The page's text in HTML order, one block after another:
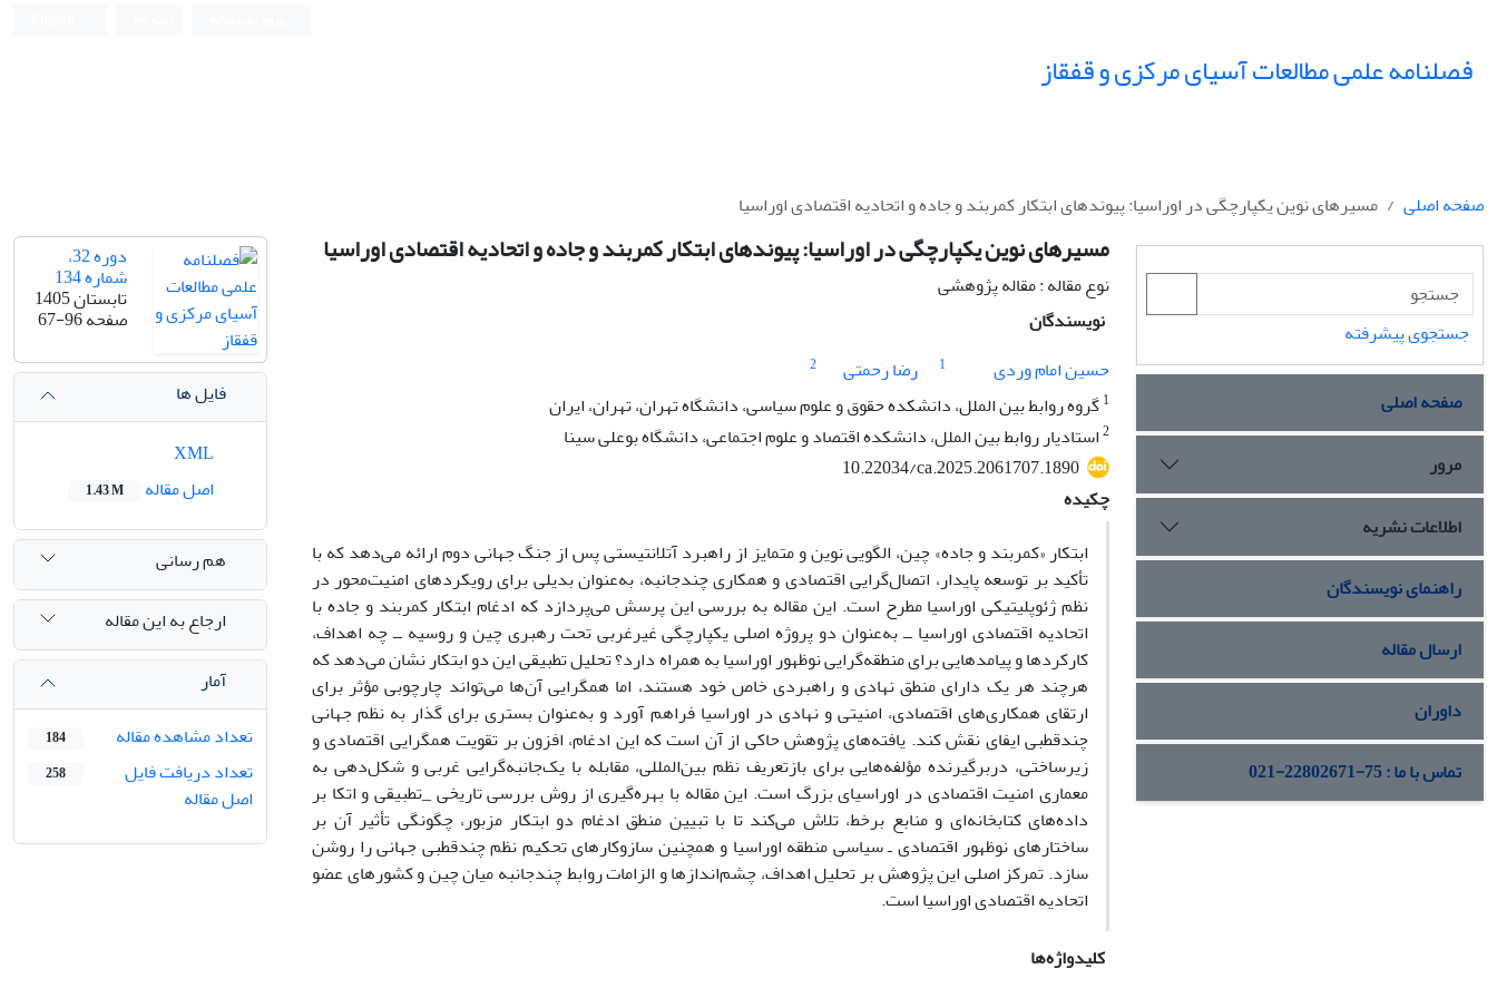
فصلنامه علمی مطالعات آسیای مرکزی و قفقاز
صفحه اصلی مسیرهای نوین یکپارچگی در اوراسیا: پیوندهای ابتکار کمربند و جاده و اتحادیه اقتصادی اوراسیا
مسیرهای نوین یکپارچگی در اوراسیا: پیوندهای ابتکار کمربند و جاده و اتحادیه اقتصادی اوراسیا
نوع مقاله : مقاله پژوهشی
نویسندگان
حسین امام وردی
1 رضا رحمتی
2
1گروه روابط بین الملل، دانشکده حقوق و علوم سیاسی، دانشگاه تهران، تهران، ایران
2استادیار روابط بین الملل، دانشکده اقتصاد و علوم اجتماعی، دانشگاه بوعلی سینا
10.22034/ca.2025.2061707.1890
چکیده
ابتکار «کمربند و جاده» چین، الگویی نوین و متمایز از راهبرد آتلانتیستی پس از جنگ جهانی دوم ارائه می‌دهد که با
تأکید بر توسعه پایدار، اتصال‌گرایی اقتصادی و همکاری چندجانبه، به‌عنوان بدیلی برای رویکردهای امنیت‌محور در
نظم ژئوپلیتیکی اوراسیا مطرح است. این مقاله به بررسی این پرسش می‌پردازد که ادغام ابتکار کمربند و جاده با
اتحادیه اقتصادی اوراسیا ــ به‌عنوان دو پروژه اصلی یکپارچگی غیرغربی تحت رهبری چین و روسیه ــ چه اهداف،
کارکردها و پیامدهایی برای منطقه‌گرایی نوظهور اوراسیا به همراه دارد؟ تحلیل تطبیقی این دو ابتکار نشان می‌دهد که
هرچند هر یک دارای منطق نهادی و راهبردی خاص خود هستند، اما همگرایی آن‌ها می‌تواند چارچوبی مؤثر برای
ارتقای همکاری‌های اقتصادی، امنیتی و نهادی در اوراسیا فراهم آورد و به‌عنوان بستری برای گذار به نظم جهانی
چندقطبی ایفای نقش کند. یافته‌های پژوهش حاکی از آن است که این ادغام، افزون بر تقویت همگرایی اقتصادی و
زیرساختی، دربرگیرنده مؤلفه‌هایی برای بازتعریف نظم بین‌المللی، مقابله با یک‌جانبه‌گرایی غربی و شکل‌دهی به
معماری امنیت اقتصادی در اوراسیای بزرگ است. این مقاله با بهره‌گیری از روش بررسی تاریخی _تطبیقی و اتکا بر
داده‌های کتابخانه‌ای و منابع برخط، تلاش می‌کند تا با تبیین منطق ادغام دو ابتکار مزبور، چگونگی تأثیر آن بر
ساختارهای نوظهور اقتصادی ـ سیاسی منطقه اوراسیا و همچنین سازوکارهای تحکیم نظم چندقطبی جهانی را روشن
سازد. تمرکز اصلی این پژوهش بر تحلیل اهداف، چشم‌اندازها و الزامات روابط چندجانبه میان چین و کشورهای عضو
اتحادیه اقتصادی اوراسیا است.
کلیدواژه‌ها
دوره 32،
شماره 134
تابستان 1405
صفحه67-96
فایل ها
اصل مقاله
1.43 M
هم رسانی
ارجاع به این مقاله
آمار
تعداد مشاهده مقاله
184
تعداد دریافت فایل
اصل مقاله
258
جستجوی پیشرفته
صفحه اصلی
مرور
اطلاعات نشریه
راهنمای نویسندگان
ارسال مقاله
داوران
تماس با ما : 75-22802671-021